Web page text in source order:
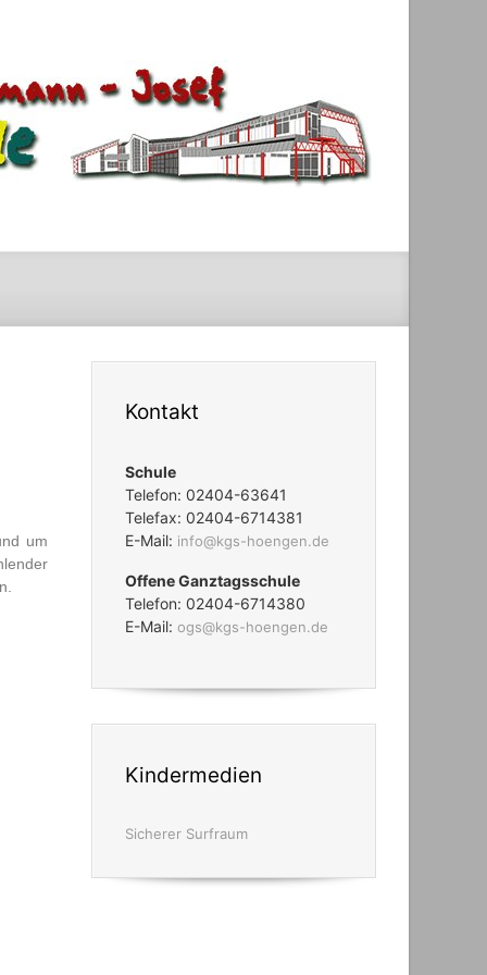
um
Kontakt
Schule
Telefon: 02404-63641
Telefax: 02404-6714381
E-Mail: info@kgs-hoengen.de
Offene Ganztagsschule
Telefon: 02404-6714380
E-Mail: ogs@kgs-hoengen.de
Kindermedien
Sicherer Surfraum